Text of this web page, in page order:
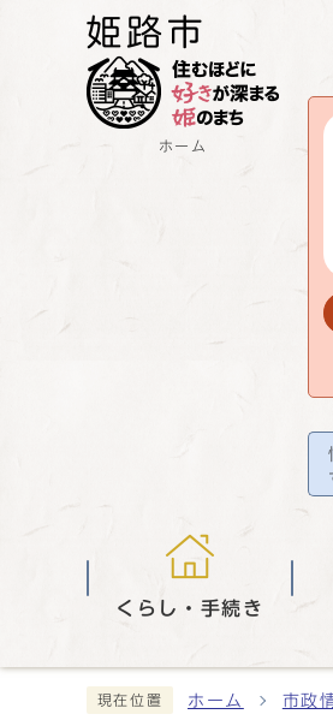
ホーム
くらし・手続き
現在位置 ホーム 市政